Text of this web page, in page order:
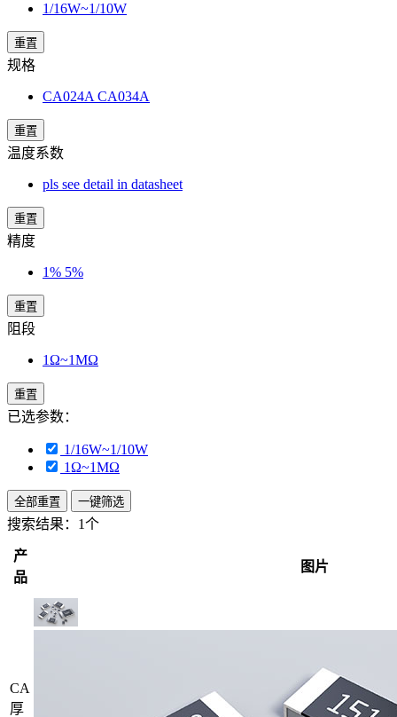
1/16W~1/10W
重置
规格
CA024A CA034A
重置
温度系数
pls see detail in datasheet
重置
精度
1% 5%
重置
阻段
1Ω~1MΩ
重置
已选参数：
1/16W~1/10W
1Ω~1MΩ
全部重置 一键筛选
搜索结果： 1个
产
品
图片
CA
厚